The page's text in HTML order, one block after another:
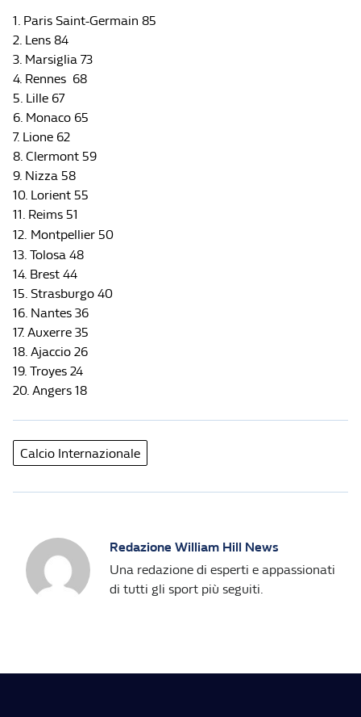
1. Paris Saint-Germain 85
2. Lens 84
3. Marsiglia 73
4. Rennes 68
5. Lille 67
6. Monaco 65
7. Lione 62
8. Clermont 59
9. Nizza 58
10. Lorient 55
11. Reims 51
12. Montpellier 50
13. Tolosa 48
14. Brest 44
15. Strasburgo 40
16. Nantes 36
17. Auxerre 35
18. Ajaccio 26
19. Troyes 24
20. Angers 18
Calcio Internazionale
Redazione William Hill News
Una redazione di esperti e appassionati
di tutti gli sport più seguiti.